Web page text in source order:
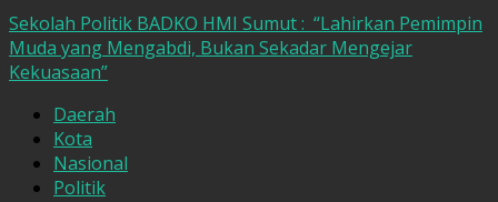
Sekolah Politik BADKO HMI Sumut : “Lahirkan Pemimpin
Muda yang Mengabdi, Bukan Sekadar Mengejar
Kekuasaan”
Daerah
Kota
Nasional
Politik